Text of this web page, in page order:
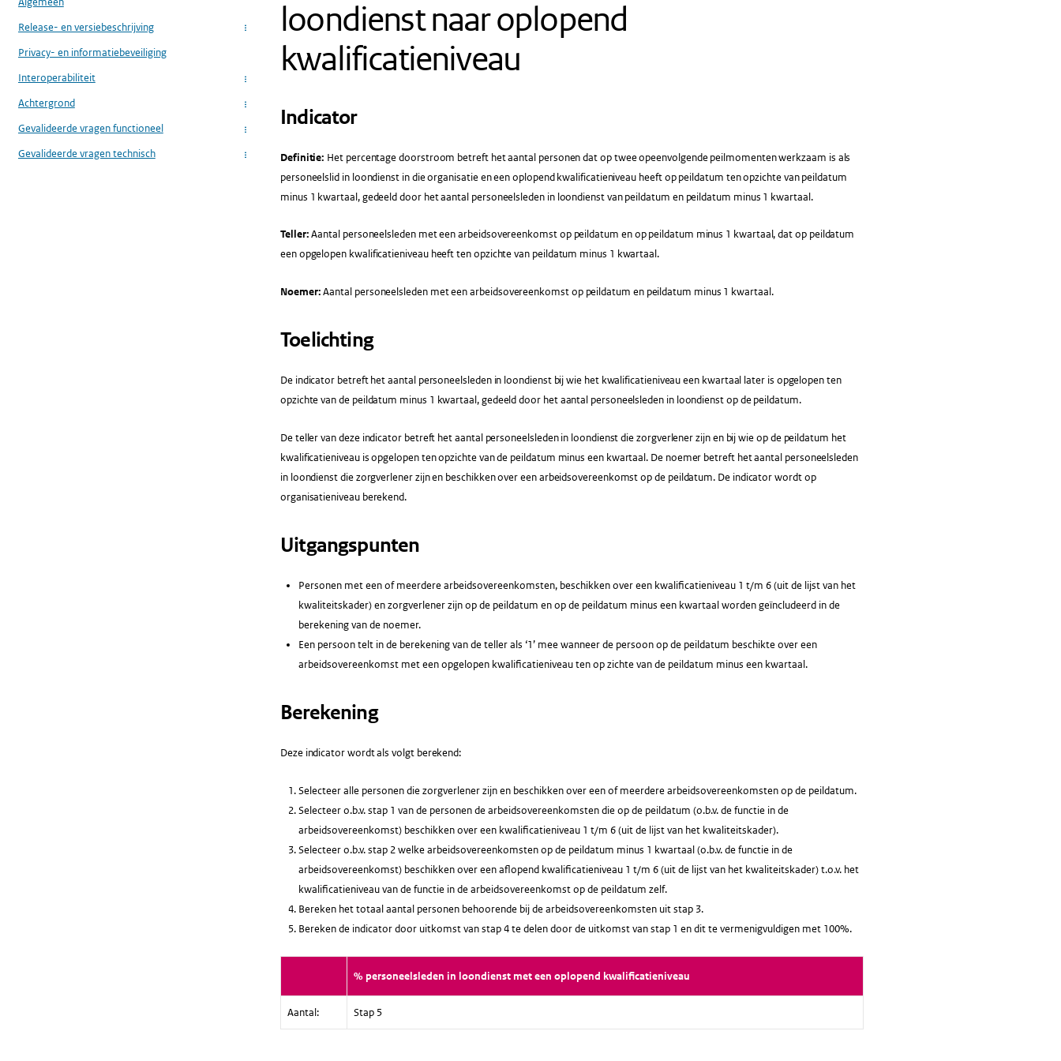
Release- en versiebeschrijving
...
Privacy- en informatiebeveiliging
Interoperabiliteit
...
Achtergrond ...
Gevalideerde vragen functioneel ...
Gevalideerde vragen technisch ...
loondienst naar oplopend
kwalificatieniveau
Indicator
Definitie: Het percentage doorstroom betreft het aantal personen dat op twee opeenvolgende peilmomenten werkzaam is als
personeelslid in loondienst in die organisatie en een oplopend kwalificatieniveau heeft op peildatum ten opzichte van peildatum
minus 1 kwartaal, gedeeld door het aantal personeelsleden in loondienst van peildatum en peildatum minus 1 kwartaal.
Teller:Aantal personeelsleden met een arbeidsovereenkomst op peildatum en op peildatum minus 1 kwartaal, dat op peildatum
een opgelopen kwalificatieniveau heeft ten opzichte van peildatum minus 1 kwartaal.
Noemer:Aantal personeelsleden met een arbeidsovereenkomst op peildatum en peildatum minus 1 kwartaal.
Toelichting
De indicator betreft het aantal personeelsleden in loondienst bij wie het kwalificatieniveau een kwartaal later is opgelopen ten
opzichte van de peildatum minus 1 kwartaal, gedeeld door het aantal personeelsleden in loondienst op de peildatum.
De teller van deze indicator betreft het aantal personeelsleden in loondienst die zorgverlener zijn en bij wie op de peildatum het
kwalificatieniveau is opgelopen ten opzichte van de peildatum minus een kwartaal. De noemer betreft het aantal personeelsleden
in loondienst die zorgverlener zijn en beschikken over een arbeidsovereenkomst op de peildatum. De indicator wordt op
organisatieniveau berekend.
Uitgangspunten
Personen met een of meerdere arbeidsovereenkomsten, beschikken over een kwalificatieniveau 1 t/m 6 (uit de lijst van het
kwaliteitskader) en zorgverlener zijn op de peildatum en op de peildatum minus een kwartaal worden geïncludeerd in de
berekening van de noemer.
Een persoon telt in de berekening van de teller als ‘1’ mee wanneer de persoon op de peildatum beschikte over een
arbeidsovereenkomst met een opgelopen kwalificatieniveau ten op zichte van de peildatum minus een kwartaal.
Berekening
Deze indicator wordt als volgt berekend:
Selecteer alle personen die zorgverlener zijn en beschikken over een of meerdere arbeidsovereenkomsten op de peildatum.
Selecteer o.b.v. stap 1 van de personen de arbeidsovereenkomsten die op de peildatum (o.b.v. de functie in de
arbeidsovereenkomst) beschikken over een kwalificatieniveau 1 t/m 6 (uit de lijst van het kwaliteitskader).
Selecteer o.b.v. stap 2 welke arbeidsovereenkomsten op de peildatum minus 1 kwartaal (o.b.v. de functie in de
arbeidsovereenkomst) beschikken over een aflopend kwalificatieniveau 1 t/m 6 (uit de lijst van het kwaliteitskader) t.o.v. het
kwalificatieniveau van de functie in de arbeidsovereenkomst op de peildatum zelf.
Bereken het totaal aantal personen behoorende bij de arbeidsovereenkomsten uit stap 3.
Bereken de indicator door uitkomst van stap 4 te delen door de uitkomst van stap 1 en dit te vermenigvuldigen met 100%.
% personeelsleden in loondienst met een oplopend kwalificatieniveau
Aantal: Stap 5